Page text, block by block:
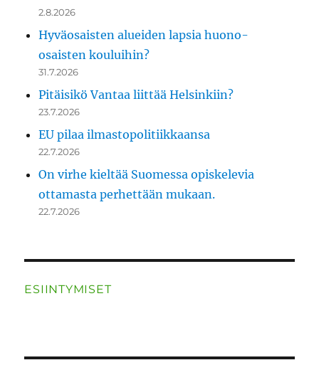
2.8.2026
Hyväosaisten alueiden lapsia huono-
osaisten kouluihin?
31.7.2026
Pitäisikö Vantaa liittää Helsinkiin?
23.7.2026
EU pilaa ilmastopolitiikkaansa
22.7.2026
On virhe kieltää Suomessa opiskelevia
ottamasta perhettään mukaan.
22.7.2026
ESIINTYMISET